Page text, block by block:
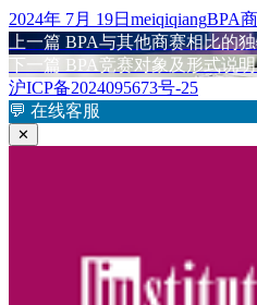
发
布
于
2024年 7月 19日 作
者
meiqiqiang标
签
BPA
文
章
导
航
上一篇 上
篇
文
章：
BPA与其他商赛相比的
下一篇 下
篇
文
BPA竞赛对象及形式说
沪ICP备2024095673号-25
💬 在线客服
✕